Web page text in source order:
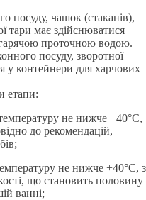
посуду, чашок (стаканів),
тари має здійснюватися
проточною водою.
посуду, зворотної
у контейнери для харчових
етапи:
не нижче +40°С,
до рекомендацій,
не нижче +40°С, з
що становить половину
ванні;